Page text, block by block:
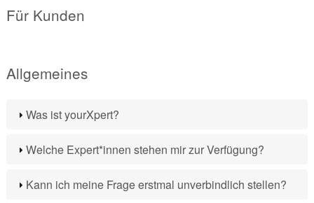
Für Kunden
Allgemeines
Was ist yourXpert?
Welche Expert*innen stehen mir zur Verfügung?
Kann ich meine Frage erstmal unverbindlich stellen?